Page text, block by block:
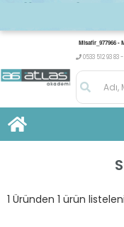
Misafir_977966 -
0533 512 93 83
1 Üründen 1 ürün